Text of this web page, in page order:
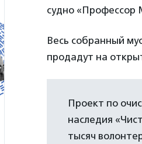
судно «Профессор
Весь собранный
продадут на
Проект по
наследия
тысяч